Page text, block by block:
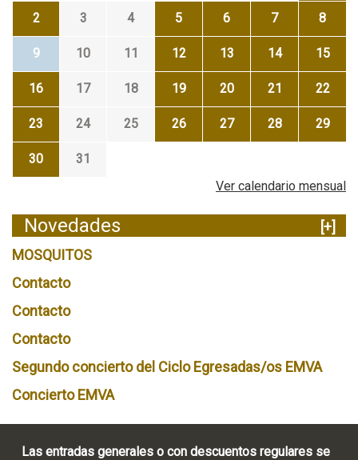
2 3 4 5 6 7 8
9 10 11 12 13 14 15
16 17 18 19 20 21 22
23 24 25 26 27 28 29
30
31
Ver calendario mensual
Novedades
[+]
MOSQUITOS
Contacto
Contacto
Contacto
Segundo concierto del Ciclo Egresadas/os EMVA
Concierto EMVA
Las entradas generales o con descuentos regulares se